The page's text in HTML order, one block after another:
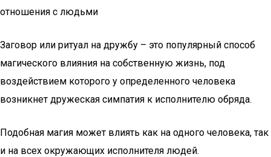
отношения с людьми
Заговор или ритуал на дружбу – это популярный способ
магического влияния на собственную жизнь, под
воздействием которого у определенного человека
возникнет дружеская симпатия к исполнителю обряда.
Подобная магия может влиять как на одного человека, так
и на всех окружающих исполнителя людей.